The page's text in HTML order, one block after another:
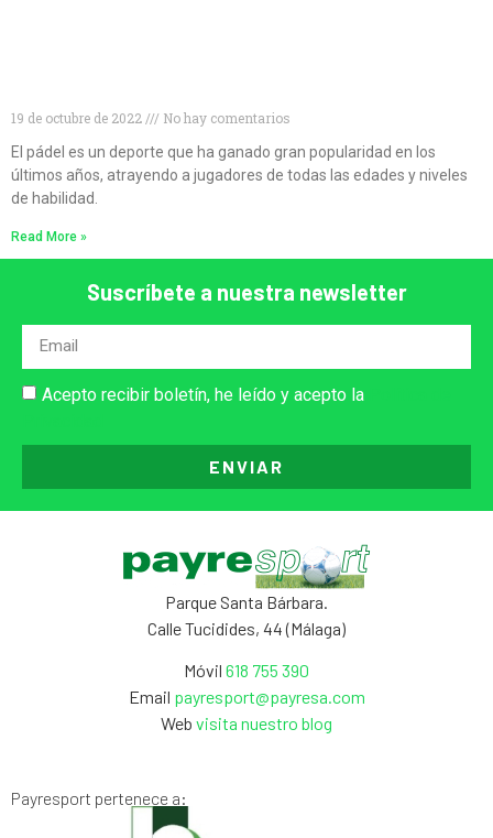
19 de octubre de 2022
No hay comentarios
El pádel es un deporte que ha ganado gran popularidad en los
últimos años, atrayendo a jugadores de todas las edades y niveles
de habilidad.
Read More »
Suscríbete a nuestra newsletter
Acepto recibir boletín, he leído y acepto la
ENVIAR
Parque Santa Bárbara.
Calle Tucidides, 44 (Málaga)
Móvil 618 755 390
Email payresport@payresa.com
Web visita nuestro blog
Payresport pertenece a: